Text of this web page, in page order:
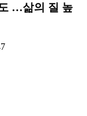
…삶의 질 높